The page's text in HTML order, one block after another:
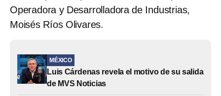
Operadora y Desarrolladora de Industrias,
Moisés Ríos Olivares.
MÉXICO
Luis Cárdenas revela el motivo de su salida
de MVS Noticias